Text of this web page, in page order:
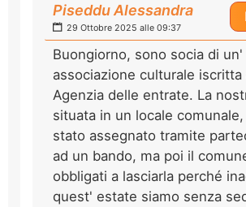
Piseddu Alessandra
29 Ottobre 2025 alle 09:37
Buongiorno, sono socia di un'
associazione culturale iscritta
Agenzia delle entrate. La
situata in un locale
stato assegnato tramite
ad un bando, ma poi il
obbligati a lasciarla perché
quest' estate siamo senza